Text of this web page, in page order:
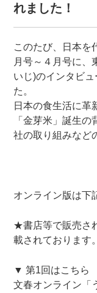
れました！
このたび、日本を
月号～４月号に、
いじ)のインタビ
た。
日本の食生活に革
「金芽米」誕生
社の取り組みなど
オンライン版は下
★書店等で販売さ
載されております。
▼ 第1回はこちら
文春オンライン